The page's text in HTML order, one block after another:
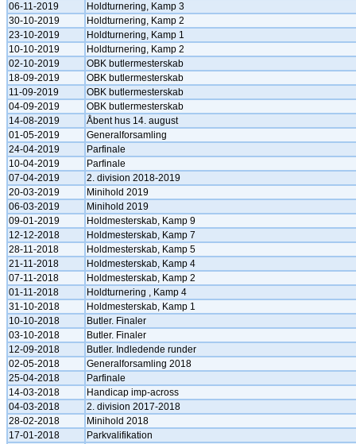
06-11-2019
Holdturnering, Kamp 3
30-10-2019
Holdturnering, Kamp 2
23-10-2019
Holdturnering, Kamp 1
10-10-2019
Holdturnering, Kamp 2
02-10-2019
OBK butlermesterskab
18-09-2019
OBK butlermesterskab
11-09-2019
OBK butlermesterskab
04-09-2019
OBK butlermesterskab
14-08-2019
Åbent hus 14. august
01-05-2019
Generalforsamling
24-04-2019
Parfinale
10-04-2019
Parfinale
07-04-2019
2. division 2018-2019
20-03-2019
Minihold 2019
06-03-2019
Minihold 2019
09-01-2019
Holdmesterskab, Kamp 9
12-12-2018
Holdmesterskab, Kamp 7
28-11-2018
Holdmesterskab, Kamp 5
21-11-2018
Holdmesterskab, Kamp 4
07-11-2018
Holdmesterskab, Kamp 2
01-11-2018
Holdturnering , Kamp 4
31-10-2018
Holdmesterskab, Kamp 1
10-10-2018
Butler. Finaler
03-10-2018
Butler. Finaler
12-09-2018
Butler. Indledende runder
02-05-2018
Generalforsamling 2018
25-04-2018
Parfinale
14-03-2018
Handicap imp-across
04-03-2018
2. division 2017-2018
28-02-2018
Minihold 2018
17-01-2018
Parkvalifikation